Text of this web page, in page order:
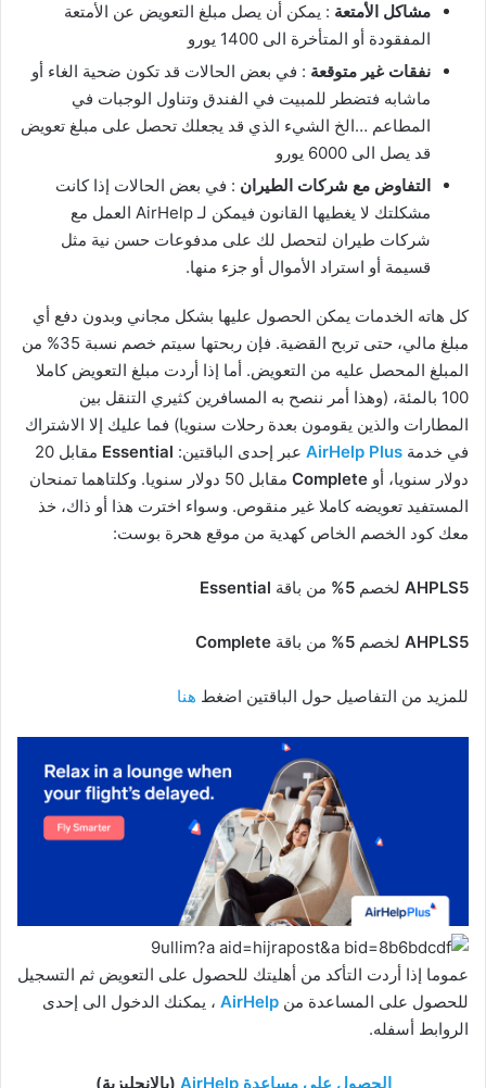
مشاكل الأمتعة : يمكن أن يصل مبلغ التعويض عن الأمتعة
المفقودة أو المتأخرة الى 1400 يورو
نفقات غير متوقعة : في بعض الحالات قد تكون ضحية الغاء أو
ماشابه فتضطر للمبيت في الفندق وتناول الوجبات في
المطاعم …الخ الشيء الذي قد يجعلك تحصل على مبلغ تعويض
قد يصل الى 6000 يورو
التفاوض مع شركات الطيران : في بعض الحالات إذا كانت
مشكلتك لا يغطيها القانون فيمكن لـ AirHelp العمل مع
شركات طيران لتحصل لك على مدفوعات حسن نية مثل
قسيمة أو استراد الأموال أو جزء منها.
كل هاته الخدمات يمكن الحصول عليها بشكل مجاني وبدون دفع أي
مبلغ مالي، حتى تربح القضية. فإن ربحتها سيتم خصم نسبة 35% من
المبلغ المحصل عليه من التعويض. أما إذا أردت مبلغ التعويض كاملا
100 بالمئة، (وهذا أمر ننصح به المسافرين كثيري التنقل بين
المطارات والذين يقومون بعدة رحلات سنويا) فما عليك إلا الاشتراك
في خدمة AirHelp Plus عبر إحدى الباقتين: Essential
مقابل 20
دولار سنويا، أو Complete
مقابل 50 دولار سنويا. وكلتاهما تمنحان
المستفيد تعويضه كاملا غير منقوص. وسواء اخترت هذا أو ذاك، خذ
معك كود الخصم الخاص كهدية من موقع هحرة بوست:
AHPLS5 لخصم 5% من باقة Essential
AHPLS5 لخصم 5% من باقة Complete
للمزيد من التفاصيل حول الباقتين اضغط هنا
عموما إذا أردت التأكد من أهليتك للحصول على التعويض ثم التسجيل
للحصول على المساعدة من AirHelp ، يمكنك الدخول الى إحدى
الروابط أسفله.
الحصول على مساعدة AirHelp (بالانجليزية)